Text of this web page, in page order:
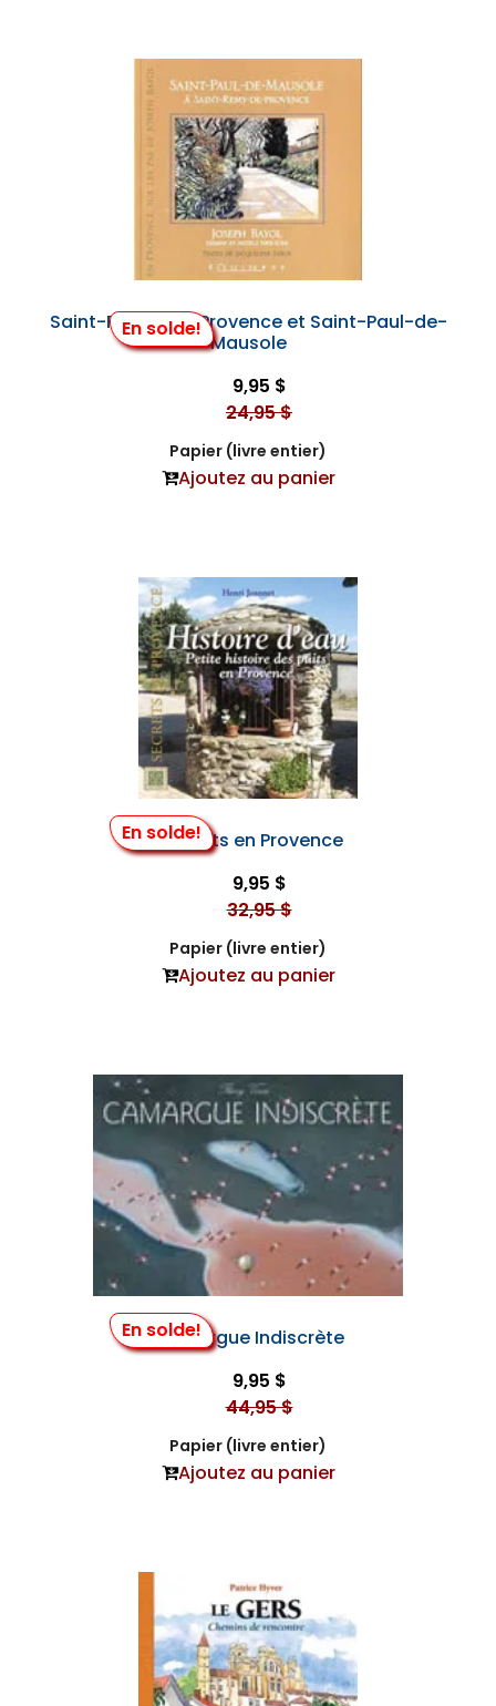
En solde!
Saint-Rémy-de-Provence et Saint-Paul-de-
Mausole
9,95 $
24,95 $
Papier (livre entier)
Ajoutez au panier
En solde!
Les Puits en Provence
9,95 $
32,95 $
Papier (livre entier)
Ajoutez au panier
En solde!
Camargue Indiscrète
9,95 $
44,95 $
Papier (livre entier)
Ajoutez au panier